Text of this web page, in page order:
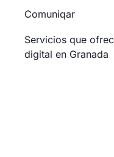
Comuniqar
Servicios que
digital en Granada